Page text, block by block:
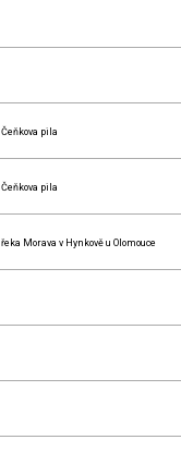
Čeňkova pila
Čeňkova pila
řeka Morava v Hynkově u Olomouce